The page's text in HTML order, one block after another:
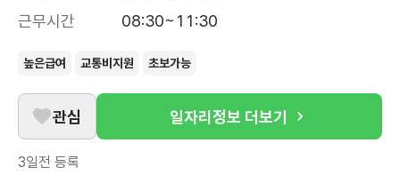
근무시간
08:30~11:30
높은급여 교통비지원 초보가능
관심 일자리정보 더보기
3일전 등록